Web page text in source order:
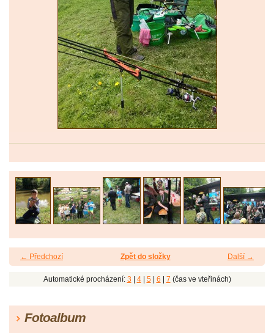
← Předchozí Další →
Zpět do složky
Automatické procházení: 3 4| 5| 6 7 (čas ve vteřinách)
Fotoalbum